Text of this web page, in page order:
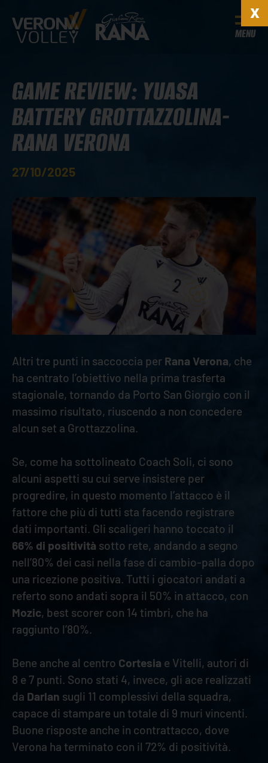
MENU
GAME REVIEW: YUASA
BATTERY GROTTAZZOLINA-
RANA VERONA
27/10/2025
Altri tre punti in saccoccia per Rana Verona, che
ha centrato l’obiettivo nella prima trasferta
stagionale, tornando da Porto San Giorgio con il
massimo risultato, riuscendo a non concedere
alcun set a Grottazzolina.
Se, come ha sottolineato Coach Soli, ci sono
alcuni aspetti su cui serve insistere per
progredire, in questo momento l’attacco è il
fattore che più di tutti sta facendo registrare
dati importanti. Gli scaligeri hanno toccato il
66% di positività sotto rete, andando a segno
nell’80% dei casi nella fase di cambio-palla dopo
una ricezione positiva. Tutti i giocatori andati a
referto sono andati sopra il 50% in attacco, con
Mozic, best scorer con 14 timbri, che ha
raggiunto l’80%.
Bene anche al centro Cortesia e Vitelli, autori di
8 e 7 punti. Sono stati 4, invece, gli ace realizzati
da Darlan sugli 11 complessivi della squadra,
capace di stampare un totale di 9 muri vincenti.
Buone risposte anche in contrattacco, dove
Verona ha terminato con il 72% di positività.